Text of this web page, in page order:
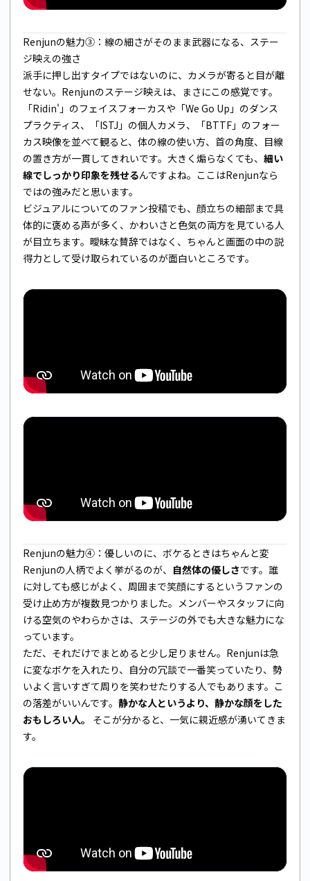
Renjunの魅力③：線の細さがそのまま武器になる、ステー
ジ映えの強さ
派手に押し出すタイプではないのに、カメラが寄ると目が離
せない。Renjunのステージ映えは、まさにこの感覚です。
「Ridin'」のフェイスフォーカスや「We Go Up」のダンス
プラクティス、「ISTJ」の個人カメラ、「BTTF」のフォー
カス映像を並べて観ると、体の線の使い方、首の角度、目線
の置き方が一貫してきれいです。大きく煽らなくても、 細い
線でしっかり印象を残せるんですよね。ここはRenjunなら
ではの強みだと思います。
ビジュアルについてのファン投稿でも、顔立ちの細部まで具
体的に褒める声が多く、かわいさと色気の両方を見ている人
が目立ちます。曖昧な賛辞ではなく、ちゃんと画面の中の説
得力として受け取られているのが面白いところです。
Renjunの魅力④：優しいのに、ボケるときはちゃんと変
Renjunの人柄でよく挙がるのが、 自然体の優しさです。誰
に対しても感じがよく、周囲まで笑顔にするというファンの
受け止め方が複数見つかりました。メンバーやスタッフに向
ける空気のやわらかさは、ステージの外でも大きな魅力にな
っています。
ただ、それだけでまとめると少し足りません。Renjunは急
に変なボケを入れたり、自分の冗談で一番笑っていたり、勢
いよく言いすぎて周りを笑わせたりする人でもあります。こ
の落差がいいんです。 静かな人というより、静かな顔をした
おもしろい人。
そこが分かると、一気に親近感が湧いてきま
す。